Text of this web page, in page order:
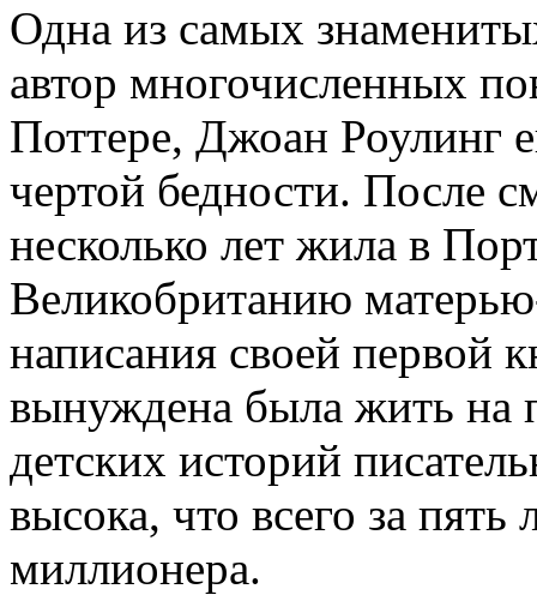
Одна из самых
автор многочисленных
Поттере, Джоан Роулинг
чертой бедности. После
несколько лет жила в
Великобританию
написания своей первой
вынуждена была жить на
детских историй
высока, что всего за пять
миллионера.